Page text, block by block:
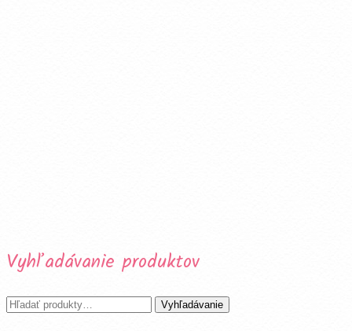
Vyhľadávanie produktov
Hľadať: Vyhľadávanie